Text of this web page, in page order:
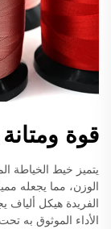
قوة
يتميز خيط الخياطة
الوزن، مما يجعله
الفريدة هيكل ألياف
الأداء الموثوق به